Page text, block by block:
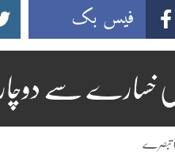
فیس بک
خسارے سے دوچار